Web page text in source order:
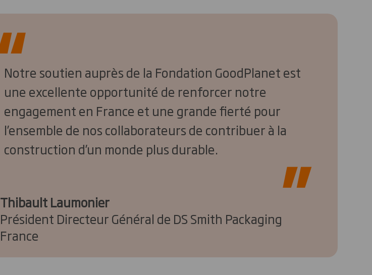
Notre soutien auprès de la Fondation GoodPlanet est
une excellente opportunité de renforcer notre
engagement en France et une grande fierté pour
l’ensemble de nos collaborateurs de contribuer à la
construction d’un monde plus durable.
Thibault Laumonier
Président Directeur Général de DS Smith Packaging
France